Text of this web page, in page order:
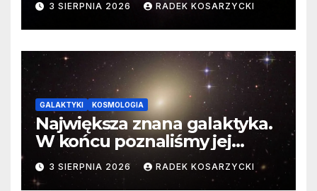
3 SIERPNIA 2026 RADEK KOSARZYCKI
GALAKTYKI KOSMOLOGIA
Największa znana galaktyka.
W końcu poznaliśmy jej
faktyczne wymiary
3 SIERPNIA 2026 RADEK KOSARZYCKI